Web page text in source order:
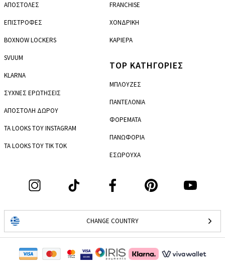
ΑΠΟΣΤΟΛΕΣ
ΕΠΙΣΤΡΟΦΕΣ
BOXNOW LOCKERS
SVUUM
KLARNA
ΣΥΧΝΕΣ ΕΡΩΤΗΣΕΙΣ
ΑΠΟΣΤΟΛΗ ΔΩΡΟΥ
ΤΑ LOOKS ΤΟΥ INSTAGRAM
ΤΑ LOOKS ΤΟΥ TIK TOK
FRANCHISE
ΧΟΝΔΡΙΚΗ
ΚΑΡΙΕΡΑ
CHANGE COUNTRY
TOP ΚΑΤΗΓΟΡΙΕΣ
ΜΠΛΟΥΖΕΣ
ΠΑΝΤΕΛΟΝΙΑ
ΦΟΡΕΜΑΤΑ
ΠΑΝΩΦΟΡΙΑ
ΕΣΩΡΟΥΧΑ